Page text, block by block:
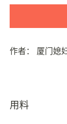
作者： 厦门媳
用料